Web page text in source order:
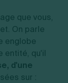
que vous,
On parle
englobe
entité, qu'il
d'une
sur :